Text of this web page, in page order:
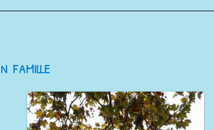
famille